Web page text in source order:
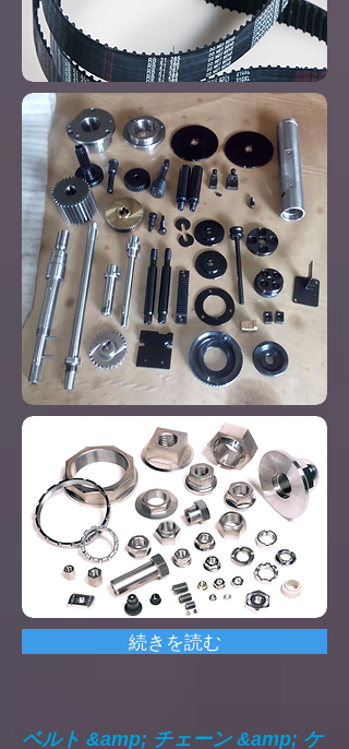
続きを読む
ベルト &amp; チェーン &amp; ケ